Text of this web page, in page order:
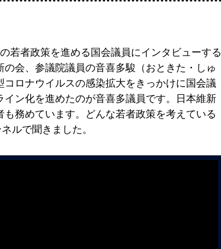
若者政策を進める国会議員にインタビューする
会、参議院議員の音喜多駿（おときた・しゅ
ロナウイルスの感染拡大をきっかけに国会議
イン化を進めたのが音喜多議員です。日本維新
務めています。どんな若者政策を考えている
ルで聞きました。